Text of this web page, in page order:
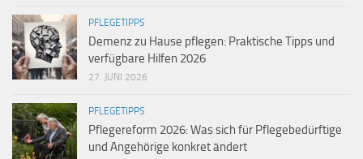
PFLEGETIPPS
Demenz zu Hause pflegen: Praktische Tipps und
verfügbare Hilfen 2026
27. JUNI 2026
PFLEGETIPPS
Pflegereform 2026: Was sich für Pflegebedürftige
und Angehörige konkret ändert